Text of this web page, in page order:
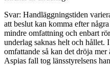
Svar: Handläggningstiden
att beslut kan komma efter
mindre omfattning och enbart
underlag saknas helt och hållet.
omfattande så kan det dröja
Aspias fall tog länsstyrelsens